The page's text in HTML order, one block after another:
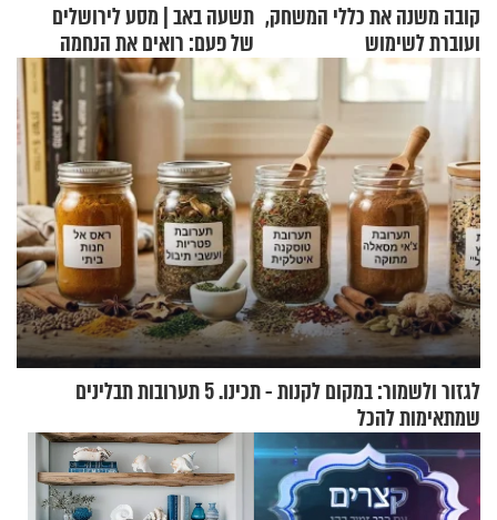
קובה משנה את כללי המשחק,
ועוברת לשימוש
בתלת־אופנועים סולאריים
תשעה באב | מסע לירושלים
של פעם: רואים את הנחמה
לגזור ולשמור: במקום לקנות - תכינו. 5 תערובות תבלינים
שמתאימות להכל